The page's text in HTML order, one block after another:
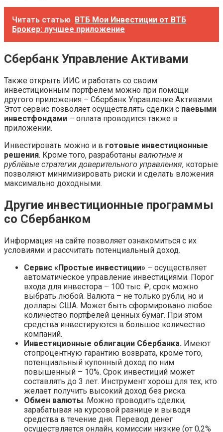
Читать статью ВТБ Мои Инвестиции от ВТБ
Брокер: лучшее приложение
Сбербанк Управление Активами
Также открыть ИИС и работать со своим
инвестиционным портфелем можно при помощи
другого приложения – Сбербанк Управление Активами.
Этот сервис позволяет осуществлять сделки с паевыми
инвестфондами – оплата проводится также в
приложении.
Инвестировать можно и в готовые инвестиционные
решения. Кроме того, разработаны валютные и
рублёвые стратегии доверительного управления, которые
позволяют минимизировать риски и сделать вложения
максимально доходными.
Другие инвестиционные программы
со Сбербанком
Информация на сайте позволяет ознакомиться с их
условиями и рассчитать потенциальный доход.
Сервис «Простые инвестиции» – осуществляет
автоматическое управление инвестициями. Порог
входа для инвестора – 100 тыс. ₽, срок можно
выбрать любой. Валюта – не только рубли, но и
доллары США. Может быть сформировано любое
количество портфелей ценных бумаг. При этом
средства инвестируются в большое количество
компаний.
Инвестиционные облигации Сбербанка. Имеют
стопроцентную гарантию возврата, кроме того,
потенциальный купонный доход по ним
повышенный – 10%. Срок инвестиций может
составлять до 3 лет. Инструмент хорош для тех, кто
желает получить высокий доход без риска.
Обмен валюты. Можно проводить сделки,
зарабатывая на курсовой разнице и выводя
средства в течение дня. Перевод денег
осуществляется онлайн, комиссии низкие (от 0,2%